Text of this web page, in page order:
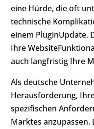
eine Hürde, die oft
technische
einem PluginUpdate.
Ihre
auch langfristig Ihre
Als deutsche
Herausforderung,
spezifischen
Marktes